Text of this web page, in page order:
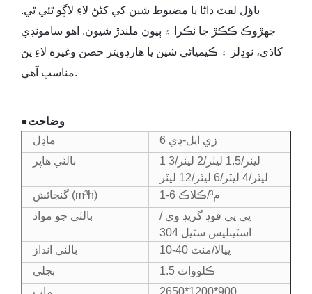
باؤل لفٽ داڻا يا مضبوط شين کي کڻڻ لاءِ لاڳو ٿئي ٿي.
جهڙوڪ ڪڪڙ جا ٽڪرا ۽ ٻيون ملندڙ شيون. اهو سامونڊي
کاڌي، نوڊلز ۽ ڪيميائي شين يا هارڊويئر حصن وغيره لاءِ پڻ
مناسب آهي.
●وضاحت
ماڊل
زي ايل-ڊي 6
بالٽي هاپر
1 ليٽر/1.5 ليٽر/2 ليٽر/3
ليٽر/4 ليٽر/6 ليٽر/12 ليٽر
گنجائش (m³h)
1-6 م³/ڪلاڪ
بالٽي جو مواد
پي پي فوڊ گريڊ وي /
اسٽينلیس سٹیل 304
بالٽي انداز
10-40 پيالا/منٽ
بجلي
1.5 ڪلوواٽ